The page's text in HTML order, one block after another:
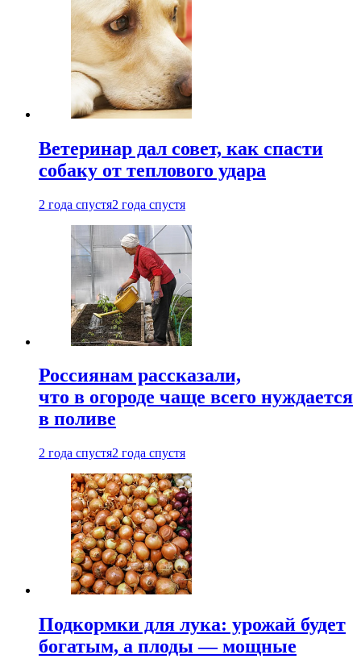
Ветеринар дал совет, как спасти
собаку от теплового удара
2 года спустя2 года спустя
Россиянам рассказали,
что в огороде чаще всего нуждается
в поливе
2 года спустя2 года спустя
Подкормки для лука: урожай будет
богатым, а плоды — мощные